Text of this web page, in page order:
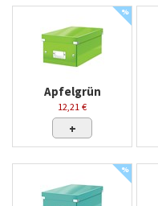
%
Apfelgrün
12,21 €
+
%